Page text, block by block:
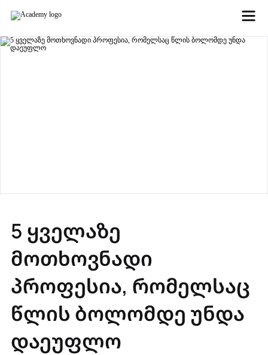
5 ყველაზე
მოთხოვნადი
პროფესია, რომელსაც
წლის ბოლომდე უნდა
დაეუფლო